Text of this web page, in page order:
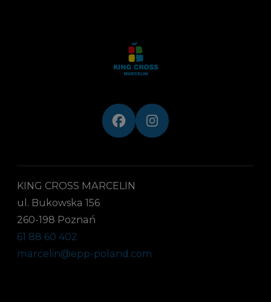
KING CROSS MARCELIN
ul. Bukowska 156
260-198 Poznań
61 88 60 402
marcelin@epp-poland.com